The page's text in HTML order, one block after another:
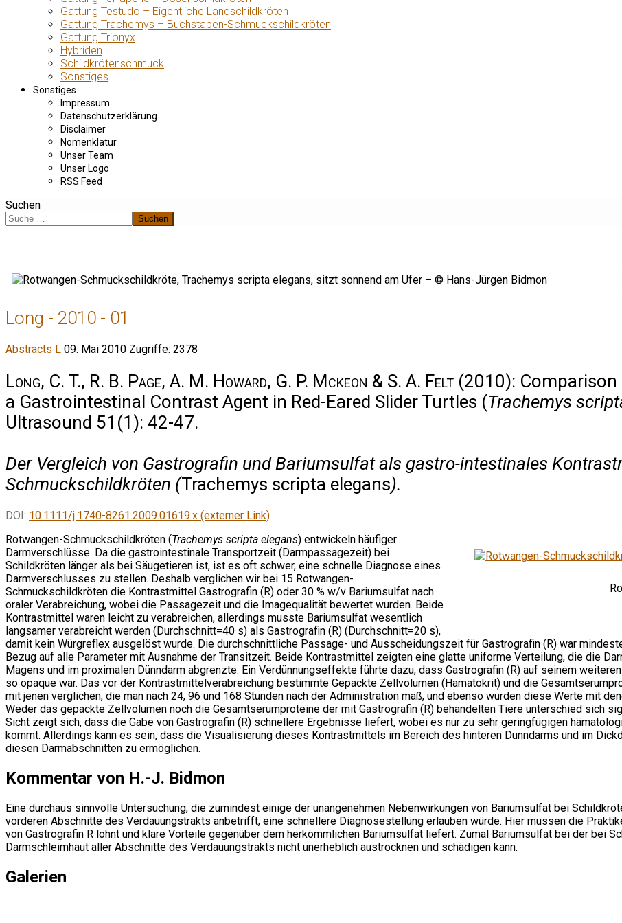
Gattung Testudo – Eigentliche Landschildkröten
Gattung Trachemys – Buchstaben-Schmuckschildkröten
Gattung Trionyx
Hybriden
Schildkrötenschmuck
Sonstiges
Sonstiges
Impressum
Datenschutzerklärung
Disclaimer
Nomenklatur
Unser Team
Unser Logo
RSS Feed
Suchen
Suchen
Long - 2010 - 01
Abstracts L 09. Mai 2010 Zugriffe: 2378
Long, C. T., R. B. Page, A. M. Howard, G. P. Mckeon & S. A. Felt (2010):
a Gastrointestinal Contrast Agent in Red-Eared Slider Turtles (Trachemys
Ultrasound 51(1): 42-47.
Der Vergleich von Gastrografin und Bariumsulfat als gastro-intestinales
Schmuckschildkröten (Trachemys scripta elegans).
DOI: 10.1111/j.1740-8261.2009.01619.x (externer Link)
Rotwangen-Schmuckschildkröten (Trachemys scripta elegans) entwickeln häufiger
Darmverschlüsse. Da die gastrointestinale Transportzeit (Darmpassagezeit) bei
Schildkröten länger als bei Säugetieren ist, ist es oft schwer, eine schnelle Diagnose eines
Darmverschlusses zu stellen. Deshalb verglichen wir bei 15 Rotwangen-
Schmuckschildkröten die Kontrastmittel Gastrografin (R) oder 30 % w/v Bariumsulfat nach
oraler Verabreichung, wobei die Passagezeit und die Imagequalität bewertet wurden. Beide
Kontrastmittel waren leicht zu verabreichen, allerdings musste Bariumsulfat wesentlich
langsamer verabreicht werden (Durchschnitt=40 s) als Gastrografin (R) (Durchschnitt=20 s),
damit kein Würgreflex ausgelöst wurde. Die durchschnittliche Passage- und Ausscheidungszeit für Gastrografin (R) war
Bezug auf alle Parameter mit Ausnahme der Transitzeit. Beide Kontrastmittel zeigten eine glatte uniforme Verteilung, die die
Magens und im proximalen Dünndarm abgrenzte. Ein Verdünnungseffekte führte dazu, dass Gastrografin (R) auf seinem
so opaque war. Das vor der Kontrastmittelverabreichung bestimmte Gepackte Zellvolumen (Hämatokrit) und die
mit jenen verglichen, die man nach 24, 96 und 168 Stunden nach der Administration maß, und ebenso wurden diese Werte mit
Weder das gepackte Zellvolumen noch die Gesamtserumproteine der mit Gastrografin (R) behandelten Tiere unterschied sich
Sicht zeigt sich, dass die Gabe von Gastrografin (R) schnellere Ergebnisse liefert, wobei es nur zu sehr geringfügigen
kommt. Allerdings kann es sein, dass die Visualisierung dieses Kontrastmittels im Bereich des hinteren Dünndarms und im
diesen Darmabschnitten zu ermöglichen.
Kommentar von H.-J. Bidmon
Eine durchaus sinnvolle Untersuchung, die zumindest einige der unangenehmen Nebenwirkungen von Bariumsulfat bei
vorderen Abschnitte des Verdauungstrakts anbetrifft, eine schnellere Diagnosestellung erlauben würde. Hier müssen die
von Gastrografin R lohnt und klare Vorteile gegenüber dem herkömmlichen Bariumsulfat liefert. Zumal Bariumsulfat bei der bei
Darmschleimhaut aller Abschnitte des Verdauungstrakts nicht unerheblich austrocknen und schädigen kann.
Galerien